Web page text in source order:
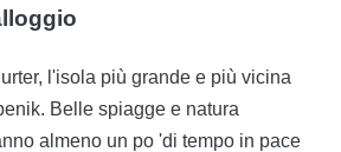
l'isola più grande e più vicina
Belle spiagge e natura
almeno un po 'di tempo in pace